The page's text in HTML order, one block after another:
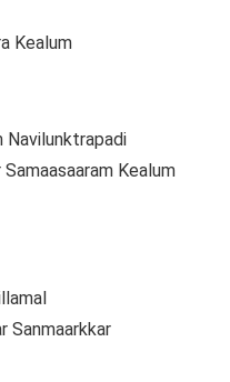
Kealum
Navilunktrapadi
Kealum
Sanmaarkkar